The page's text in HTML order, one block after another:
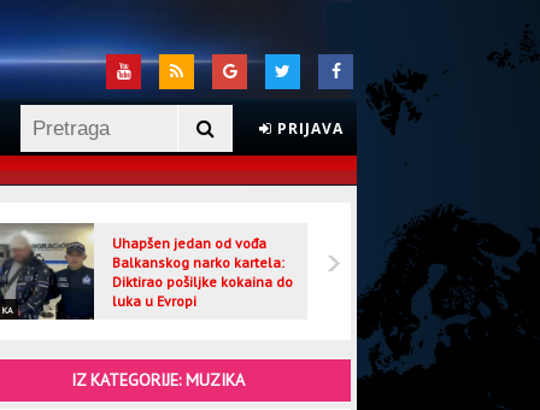
PRIJAVA
Uhapšen jedan od vođa
Balkanskog narko kartela:
Diktirao pošiljke kokaina do
luka u Evropi
CRNA HRONIKA
IZ KATEGORIJE: MUZIKA